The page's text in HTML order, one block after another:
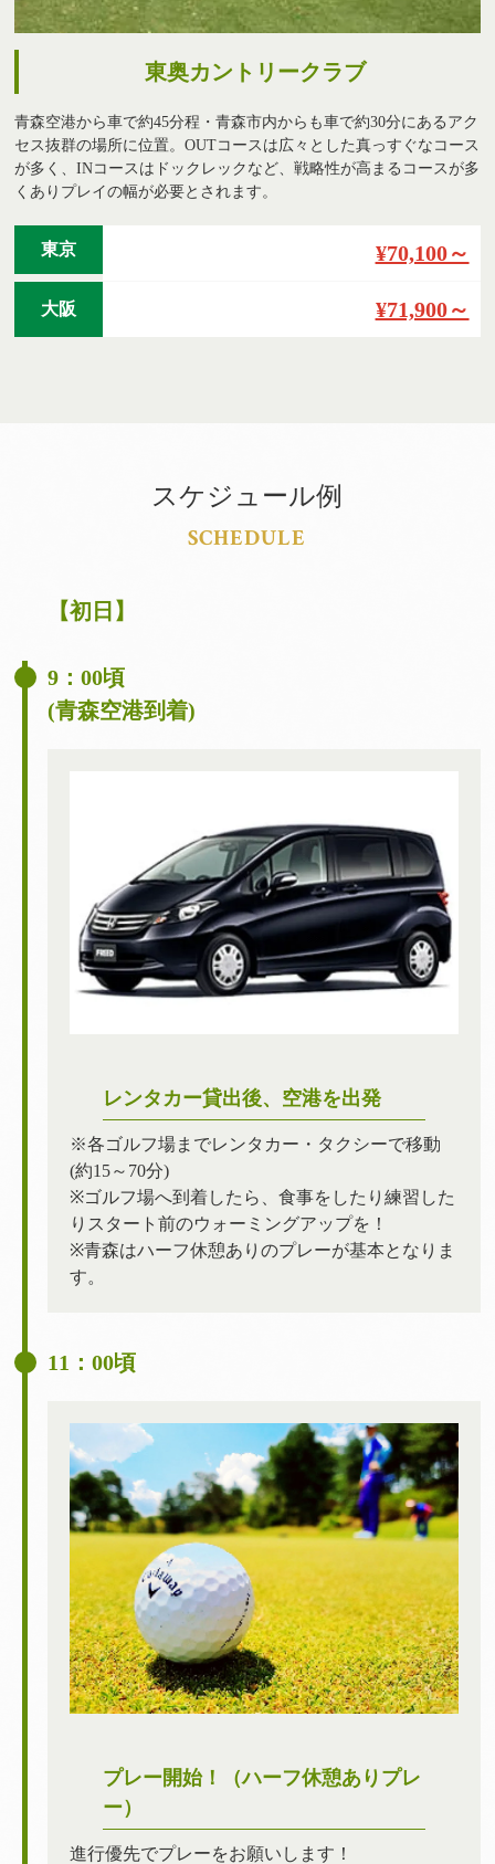
東奥カントリークラブ
青森空港から車で約45分程・青森市内からも車で約30分にあるアク
セス抜群の場所に位置。OUTコースは広々とした真っすぐなコース
が多く、INコースはドックレックなど、戦略性が高まるコースが多
くありプレイの幅が必要とされます。
東京 ¥70,100～
大阪 ¥71,900～
スケジュール例
SCHEDULE
【初日】
9：00頃
(青森空港到着)
レンタカー貸出後、空港を出発
※各ゴルフ場までレンタカー・タクシーで移動
(約15～70分)
※ゴルフ場へ到着したら、食事をしたり練習した
りスタート前のウォーミングアップを！
※青森はハーフ休憩ありのプレーが基本となりま
す。
11：00頃
プレー開始！（ハーフ休憩ありプレ
ー）
進行優先でプレーをお願いします！